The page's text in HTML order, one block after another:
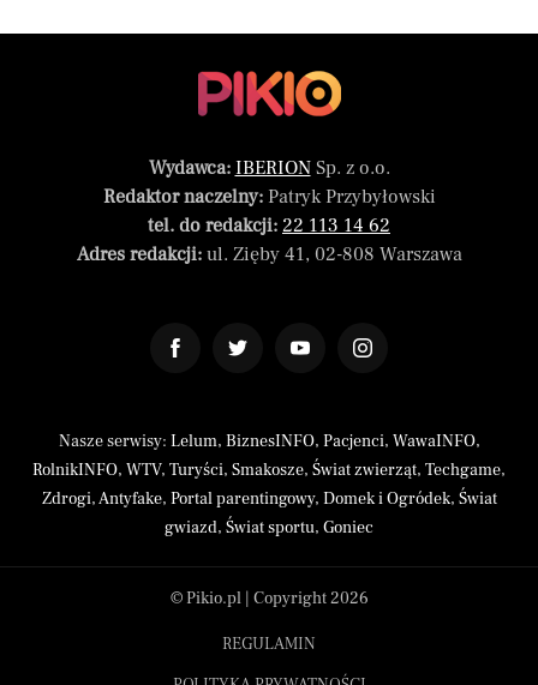
Wydawca: IBERIONSp. z o.o.
Redaktor naczelny:Patryk Przybyłowski
tel. do redakcji: 22 113 14 62
Adres redakcji:ul. Zięby 41, 02-808 Warszawa
Nasze serwisy: Lelum, BiznesINFO, Pacjenci, WawaINFO,
RolnikINFO, WTV, Turyści, Smakosze, Świat zwierząt, Techgame,
Zdrogi,Antyfake, Portal parentingowy, Domek i Ogródek, Świat
gwiazd, Świat sportu, Goniec
© Pikio.pl | Copyright 2026
REGULAMIN